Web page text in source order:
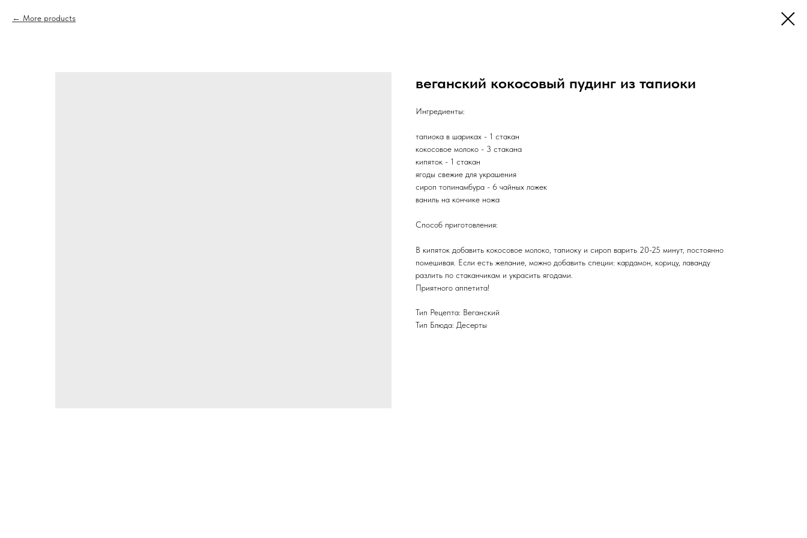
More products
веганский кокосовый пудинг из тапиоки
Ингредиенты:
тапиока в шариках - 1 стакан
кокосовое молоко - 3 стакана
кипяток - 1 стакан
ягоды свежие для украшения
сироп топинамбура - 6 чайных ложек
ваниль на кончике ножа
Способ приготовления:
В кипяток добавить кокосовое молоко, тапиоку и сироп варить 20-25 минут, постоянно
помешивая. Если есть желание, можно добавить специи: кардамон, корицу, лаванду
разлить по стаканчикам и украсить ягодами.
Приятного аппетита!
Тип Рецепта: Веганский
Тип Блюда: Десерты